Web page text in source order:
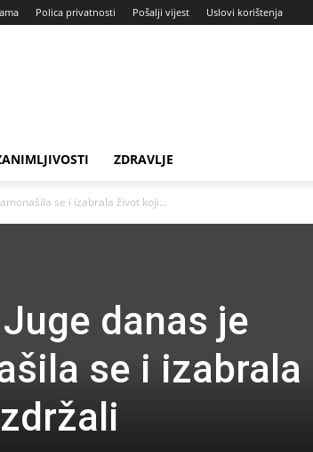
Polica privatnosti Pošalji vijest Uslovi korištenja
ZDRAVLJE
se i izabrala život koji...
danas je
se i izabrala